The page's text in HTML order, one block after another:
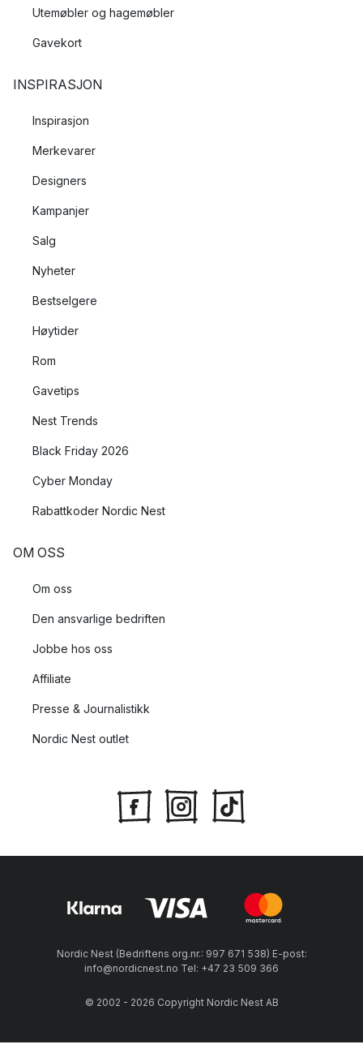
Utemøbler og hagemøbler
Gavekort
INSPIRASJON
Inspirasjon
Merkevarer
Designers
Kampanjer
Salg
Nyheter
Bestselgere
Høytider
Rom
Gavetips
Nest Trends
Black Friday 2026
Cyber Monday
Rabattkoder Nordic Nest
OM OSS
Om oss
Den ansvarlige bedriften
Jobbe hos oss
Affiliate
Presse & Journalistikk
Nordic Nest outlet
Nordic Nest (Bedriftens org.nr.: 997 671 538) E-post:
info@nordicnest.no Tel: +47 23 509 366
© 2002 - 2026 Copyright Nordic Nest AB